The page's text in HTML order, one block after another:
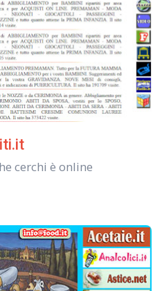
cerchi è online